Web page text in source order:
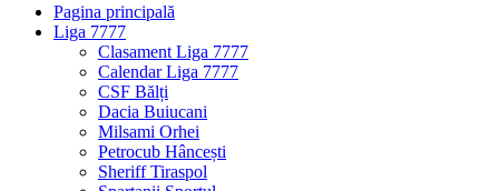
Pagina principală
Liga 7777
Clasament Liga 7777
Calendar Liga 7777
CSF Bălți
Dacia Buiucani
Milsami Orhei
Petrocub Hâncești
Sheriff Tiraspol